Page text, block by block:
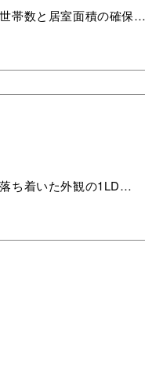
帯数と居室面積の確保…
ち着いた外観の1LD…